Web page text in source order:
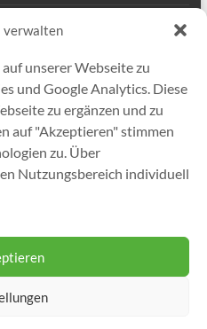
verwalten
unserer Webseite zu
und Google Analytics. Diese
zu ergänzen und zu
auf "Akzeptieren" stimmen
zu. Über
Nutzungsbereich individuell
GmbH